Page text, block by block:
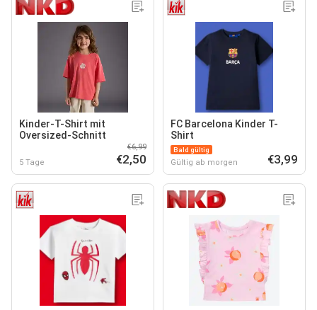
Kinder-T-Shirt mit
Oversized-Schnitt
5 Tage
€6,99
€2,50
FC Barcelona Kinder T-
Shirt
Bald gültig
Gültig ab morgen €3,99